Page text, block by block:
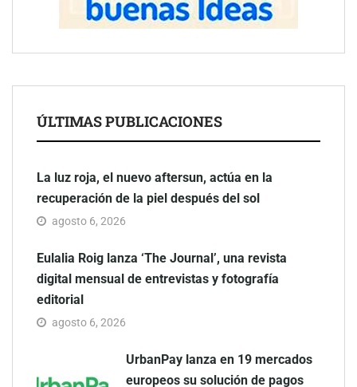
ÚLTIMAS PUBLICACIONES
La luz roja, el nuevo aftersun, actúa en la
recuperación de la piel después del sol
agosto 6, 2026
Eulalia Roig lanza ‘The Journal’, una revista
digital mensual de entrevistas y fotografía
editorial
agosto 6, 2026
UrbanPay lanza en 19 mercados
europeos su solución de pagos